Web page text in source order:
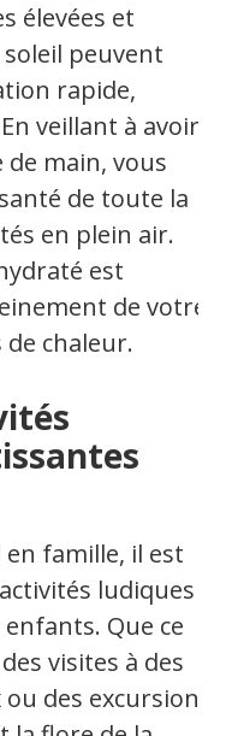
élevées et
peuvent
rapide,
veillant à avoir
de main, vous
de toute la
en plein air.
est
de votre
chaleur.
en famille, il est
ludiques
Que ce
visites à des
des excursions